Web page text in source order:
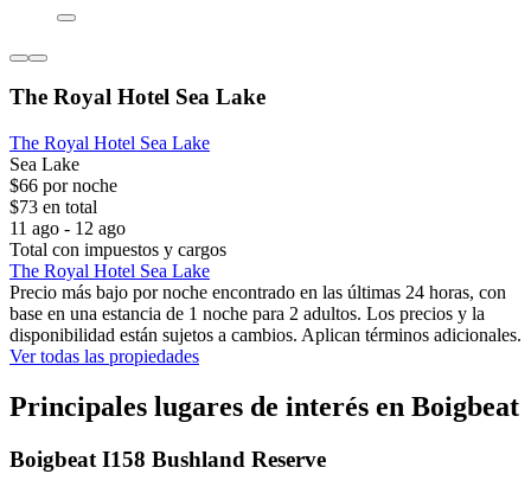
The Royal Hotel Sea Lake
The Royal Hotel Sea Lake
Sea Lake
$66 por noche
$73 en total
11 ago - 12 ago
Total con impuestos y cargos
The Royal Hotel Sea Lake
Precio más bajo por noche encontrado en las últimas 24 horas, con
base en una estancia de 1 noche para 2 adultos. Los precios y la
disponibilidad están sujetos a cambios. Aplican términos adicionales.
Ver todas las propiedades
Principales lugares de interés en Boigbeat
Boigbeat I158 Bushland Reserve